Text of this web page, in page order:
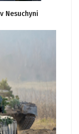
Nesuchyni